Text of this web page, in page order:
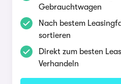
Gebrauchtwagen
Nach bestem
sortieren
Direkt zum besten
Verhandeln